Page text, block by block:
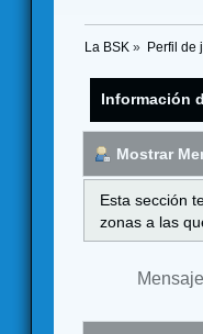
La BSK » Perfil de
Información
Mostrar
Esta sección
zonas a las